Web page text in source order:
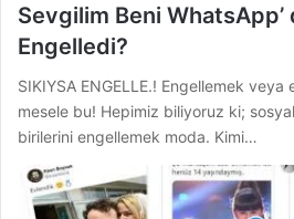
Sevgilim Beni WhatsApp’
Engelledi?
SIKIYSA ENGELLE.! Engellemek
mesele bu! Hepimiz biliyoruz ki;
birilerini engellemek moda. Kimi…